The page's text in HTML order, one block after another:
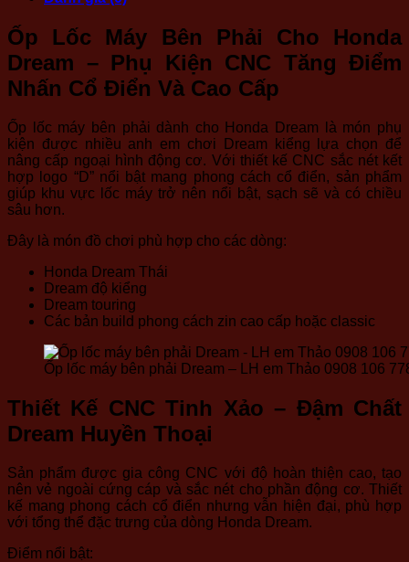
Ốp Lốc Máy Bên Phải Cho Honda
Dream – Phụ Kiện CNC Tăng Điểm
Nhấn Cổ Điển Và Cao Cấp
Ốp lốc máy bên phải dành cho Honda Dream là món phụ
kiện được nhiều anh em chơi Dream kiểng lựa chọn để
nâng cấp ngoại hình động cơ. Với thiết kế CNC sắc nét kết
hợp logo “D” nổi bật mang phong cách cổ điển, sản phẩm
giúp khu vực lốc máy trở nên nổi bật, sạch sẽ và có chiều
sâu hơn.
Đây là món đồ chơi phù hợp cho các dòng:
Honda Dream Thái
Dream độ kiểng
Dream touring
Các bản build phong cách zin cao cấp hoặc classic
Ốp lốc máy bên phải Dream – LH em Thảo 0908 106
Thiết Kế CNC Tinh Xảo – Đậm Chất
Dream Huyền Thoại
Sản phẩm được gia công CNC với độ hoàn thiện cao, tạo
nên vẻ ngoài cứng cáp và sắc nét cho phần động cơ. Thiết
kế mang phong cách cổ điển nhưng vẫn hiện đại, phù hợp
với tổng thể đặc trưng của dòng Honda Dream.
Điểm nổi bật: